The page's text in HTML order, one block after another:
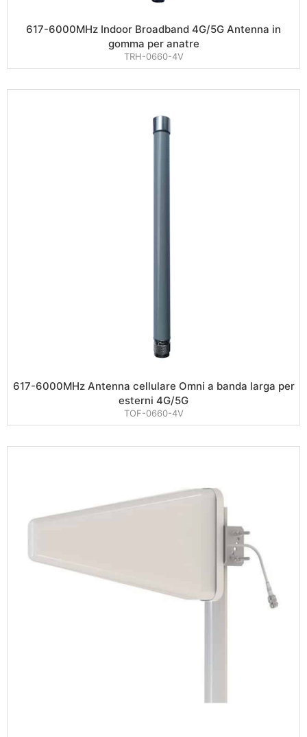
617-6000MHz Indoor Broadband 4G/5G Antenna in
gomma per anatre
TRH-0660-4V
617-6000MHz Antenna cellulare Omni a banda larga per
esterni 4G/5G
TOF-0660-4V